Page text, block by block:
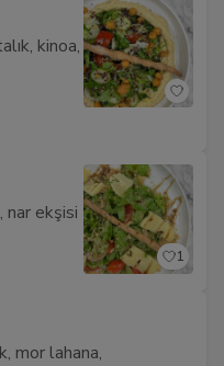
kinoa,
nar ekşisi
1
mor lahana,